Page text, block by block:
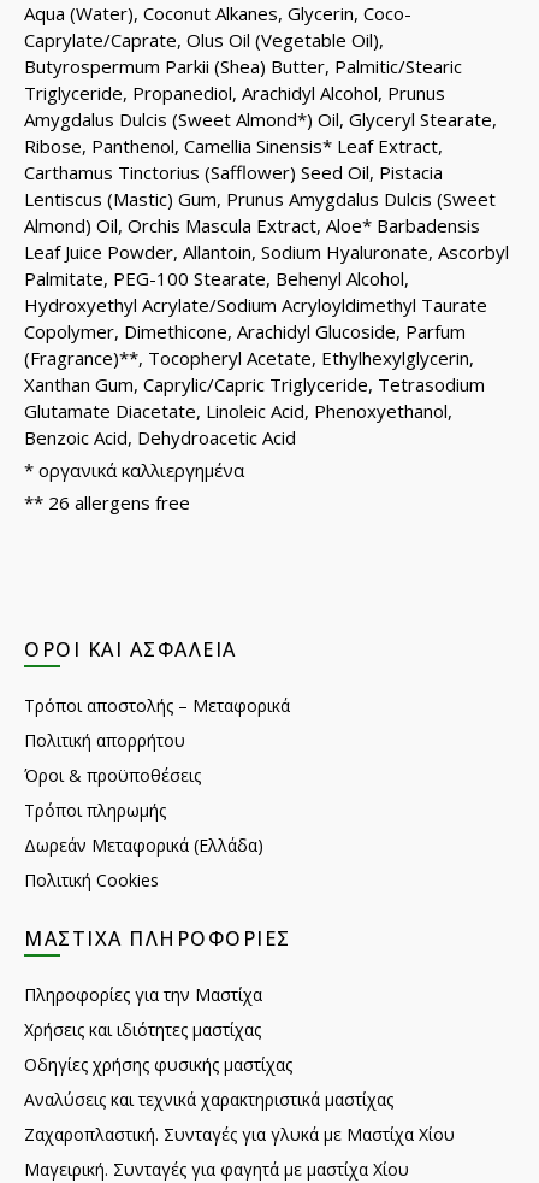
Aqua (Water), Coconut Alkanes, Glycerin, Coco-
Caprylate/Caprate, Olus Oil (Vegetable Oil),
Butyrospermum Parkii (Shea) Butter, Palmitic/Stearic
Triglyceride, Propanediol, Arachidyl Alcohol, Prunus
Amygdalus Dulcis (Sweet Almond*) Oil, Glyceryl Stearate,
Ribose, Panthenol, Camellia Sinensis* Leaf Extract,
Carthamus Tinctorius (Safflower) Seed Oil, Pistacia
Lentiscus (Mastic) Gum, Prunus Amygdalus Dulcis (Sweet
Almond) Oil, Orchis Mascula Extract, Aloe* Barbadensis
Leaf Juice Powder, Allantoin, Sodium Hyaluronate, Ascorbyl
Palmitate, PEG-100 Stearate, Behenyl Alcohol,
Hydroxyethyl Acrylate/Sodium Acryloyldimethyl Taurate
Copolymer, Dimethicone, Arachidyl Glucoside, Parfum
(Fragrance)**, Tocopheryl Acetate, Ethylhexylglycerin,
Xanthan Gum, Caprylic/Capric Triglyceride, Tetrasodium
Glutamate Diacetate, Linoleic Acid, Phenoxyethanol,
Benzoic Acid, Dehydroacetic Acid
* οργανικά καλλιεργημένα
** 26 allergens free
ΌΡΟΙ ΚΑΙ ΑΣΦΆΛΕΙΑ
Τρόποι αποστολής – Μεταφορικά
Πολιτική απορρήτου
Όροι & προϋποθέσεις
Τρόποι πληρωμής
Δωρεάν Μεταφορικά (Ελλάδα)
Πολιτική Cookies
ΜΑΣΤΊΧΑ ΠΛΗΡΟΦΟΡΊΕΣ
Πληροφορίες για την Μαστίχα
Χρήσεις και ιδιότητες μαστίχας
Οδηγίες χρήσης φυσικής μαστίχας
Αναλύσεις και τεχνικά χαρακτηριστικά μαστίχας
Ζαχαροπλαστική. Συνταγές για γλυκά με Μαστίχα Χίου
Μαγειρική. Συνταγές για φαγητά με μαστίχα Χίου